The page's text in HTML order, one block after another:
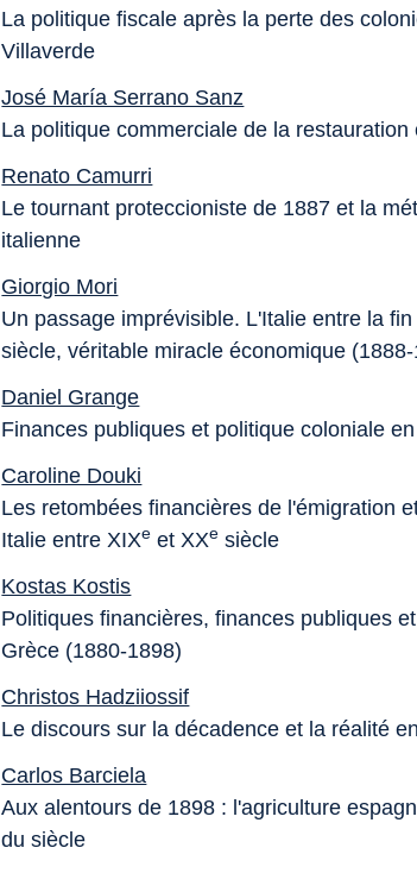
La politique fiscale après la perte des
Villaverde
José María Serrano Sanz
La politique commerciale de la
Renato Camurri
Le tournant proteccioniste de 1887 et la
italienne
Giorgio Mori
Un passage imprévisible. L'Italie entre la
siècle, véritable miracle économique
Daniel Grange
Finances publiques et politique coloniale
Caroline Douki
Les retombées financières de l'émigration
Italie entre XIXe et XXe siècle
Kostas Kostis
Politiques financières, finances publiques
Grèce (1880-1898)
Christos Hadziiossif
Le discours sur la décadence et la réalité
Carlos Barciela
Aux alentours de 1898 : l'agriculture
du siècle